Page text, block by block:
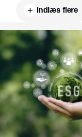
Indlæs flere
Annonce